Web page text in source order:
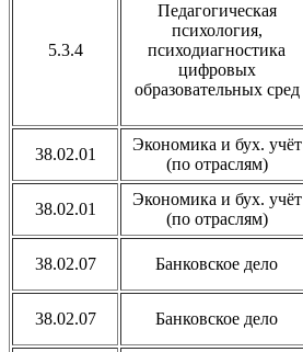
5.3.4
Педагогическая
психология,
психодиагностика
цифровых
образовательных сред
38.02.01
Экономика и бух. учёт
(по отраслям)
38.02.01
Экономика и бух. учёт
(по отраслям)
38.02.07 Банковское дело
38.02.07 Банковское дело